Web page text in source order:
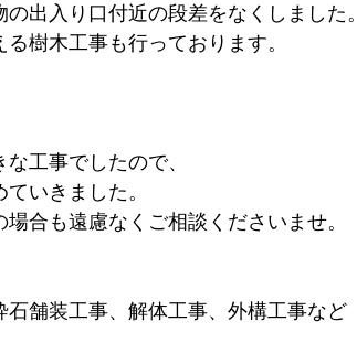
出入り口付近の段差をなくしました。
樹木工事も行っております。
工事でしたので、
いきました。
合も遠慮なくご相談くださいませ。
舗装工事、解体工事、外構工事など